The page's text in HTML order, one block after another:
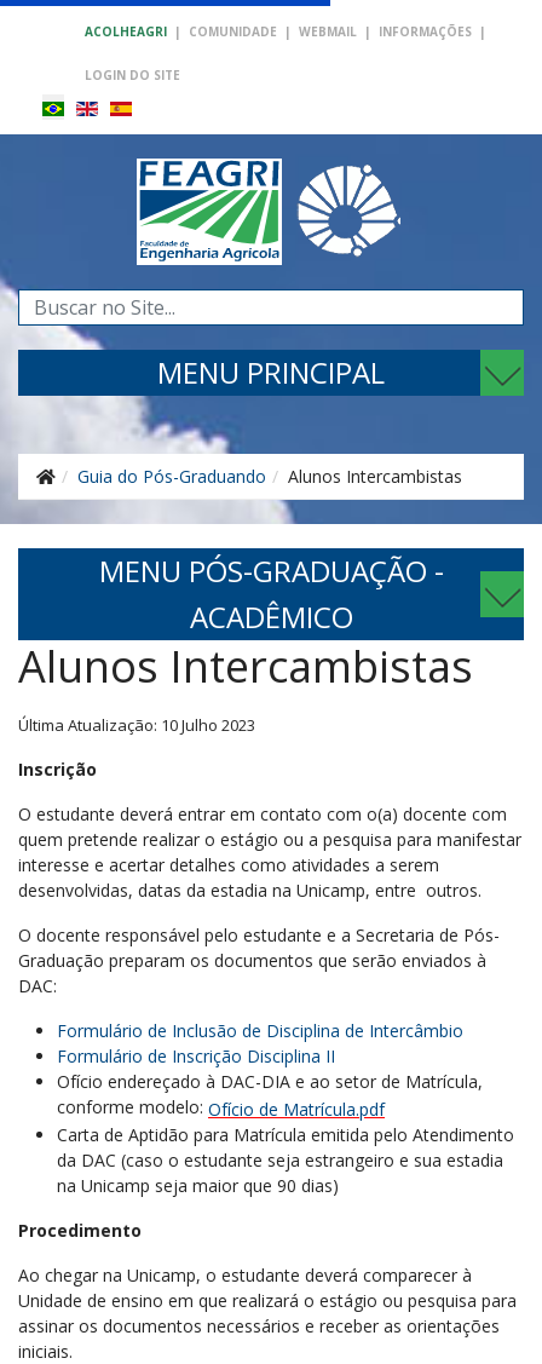
ACOLHEAGRI | COMUNIDADE | WEBMAIL | INFORMAÇÕES |
LOGIN DO SITE
Pesquisar...
MENU PRINCIPAL
Guia do Pós-Graduando Alunos Intercambistas
MENU PÓS-GRADUAÇÃO -
ACADÊMICO
Alunos Intercambistas
Última Atualização: 10 Julho 2023
Inscrição
O estudante deverá entrar em contato com o(a) docente com
quem pretende realizar o estágio ou a pesquisa para manifestar
interesse e acertar detalhes como atividades a serem
desenvolvidas, datas da estadia na Unicamp, entre outros.
O docente responsável pelo estudante e a Secretaria de Pós-
Graduação preparam os documentos que serão enviados à
DAC:
Formulário de Inclusão de Disciplina de Intercâmbio
Formulário de Inscrição Disciplina II
Ofício endereçado à DAC-DIA e ao setor de Matrícula,
conforme modelo: Ofício de Matrícula.pdf
Carta de Aptidão para Matrícula emitida pelo Atendimento
da DAC (caso o estudante seja estrangeiro e sua estadia
na Unicamp seja maior que 90 dias)
Procedimento
Ao chegar na Unicamp, o estudante deverá comparecer à
Unidade de ensino em que realizará o estágio ou pesquisa para
assinar os documentos necessários e receber as orientações
iniciais.